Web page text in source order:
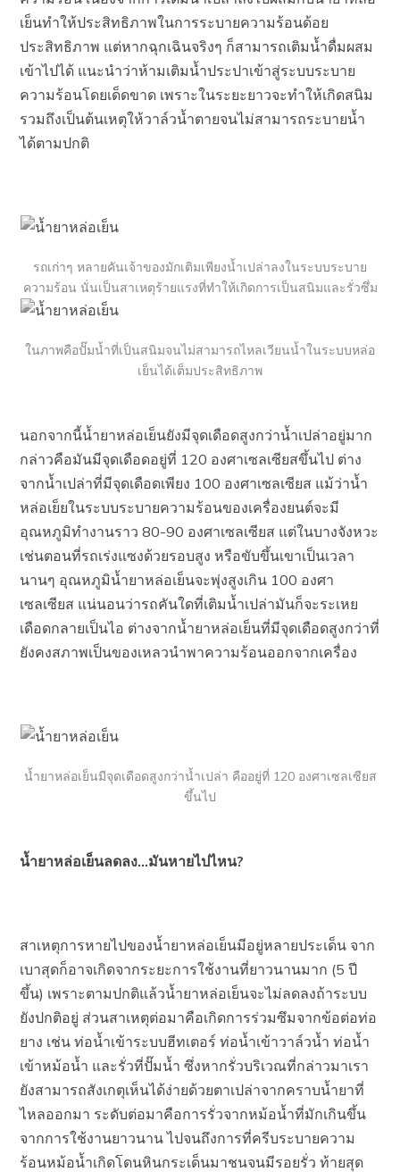
เย็นทำให้ประสิทธิภาพในการระบายความร้อนด้อย
ประสิทธิภาพ แต่หากฉุกเฉินจริงๆ ก็สามารถเติมน้ำดื่มผสม
เข้าไปได้ แนะนำว่าห้ามเติมน้ำประปาเข้าสู่ระบบระบาย
ความร้อนโดยเด็ดขาด เพราะในระยะยาวจะทำให้เกิดสนิม
รวมถึงเป็นต้นเหตุให้วาล์วน้ำตายจนไม่สามารถระบายน้ำ
ได้ตามปกติ
รถเก่าๆ หลายคันเจ้าของมักเติมเพียงน้ำเปล่าลงในระบบระบาย
ความร้อน นั่นเป็นสาเหตุร้ายแรงที่ทำให้เกิดการเป็นสนิมและรั่วซึ่ม
ในภาพคือปั๊มน้ำที่เป็นสนิมจนไม่สามารถไหลเวียนน้ำในระบบหล่อ
เย็นได้เต็มประสิทธิภาพ
นอกจากนี้น้ำยาหล่อเย็นยังมีจุดเดือดสูงกว่าน้ำเปล่าอยู่มาก
กล่าวคือมันมีจุดเดือดอยู่ที่ 120 องศาเซลเซียสขึ้นไป ต่าง
จากน้ำเปล่าที่มีจุดเดือดเพียง 100 องศาเซลเซียส แม้ว่าน้ำ
หล่อเย็ยในระบบระบายความร้อนของเครื่องยนต์จะมี
อุณหภูมิทำงานราว 80-90 องศาเซลเซียส แต่ในบางจังหวะ
เช่นตอนที่รถเร่งแซงด้วยรอบสูง หรือขับขึ้นเขาเป็นเวลา
นานๆ อุณหภูมิน้ำยาหล่อเย็นจะพุ่งสูงเกิน 100 องศา
เซลเซียส แน่นอนว่ารถคันใดที่เติมน้ำเปล่ามันก็จะระเหย
เดือดกลายเป็นไอ ต่างจากน้ำยาหล่อเย็นที่มีจุดเดือดสูงกว่าที่
ยังคงสภาพเป็นของเหลวนำพาความร้อนออกจากเครื่อง
น้ำยาหล่อเย็นมีจุดเดือดสูงกว่าน้ำเปล่า คืออยู่ที่ 120 องศาเซลเซียส
ขึ้นไป
น้ำยาหล่อเย็นลดลง…มันหายไปไหน?
สาเหตุการหายไปของน้ำยาหล่อเย็นมีอยู่หลายประเด็น จาก
เบาสุดก็อาจเกิดจากระยะการใช้งานที่ยาวนานมาก (5 ปี
ขึ้น) เพราะตามปกติแล้วน้ำยาหล่อเย็นจะไม่ลดลงถ้าระบบ
ยังปกติอยู่ ส่วนสาเหตุต่อมาคือเกิดการร่วมซึมจากข้อต่อท่อ
ยาง เช่น ท่อน้ำเข้าระบบฮีทเตอร์ ท่อน้ำเข้าวาล์วน้ำ ท่อน้ำ
เข้าหม้อน้ำ และรั่วที่ปั๊มน้ำ ซึ่งหากรั่วบริเวณที่กล่าวมาเรา
ยังสามารถสังเกตุเห็นได้ง่ายด้วยตาเปล่าจากคราบน้ำยาที่
ไหลออกมา ระดับต่อมาคือการรั่วจากหม้อน้ำที่มักเกินขึ้น
จากการใช้งานยาวนาน ไปจนถึงการที่ครีบระบายความ
ร้อนหม้อน้ำเกิดโดนหินกระเด็นมาชนจนมีรอยรั่ว ท้ายสุด